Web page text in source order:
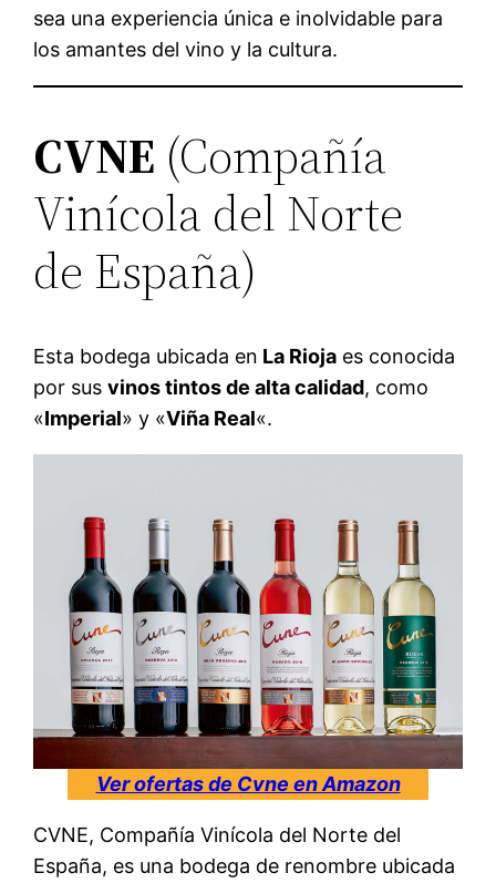
sea una experiencia única e inolvidable para
los amantes del vino y la cultura.
CVNE (Compañía
Vinícola del Norte
de España)
Esta bodega ubicada en La Rioja es conocida
por susvinos tintos de alta calidad, como
«Imperial» y «Viña Real«.
Ver ofertas de Cvne en Amazon
CVNE, Compañía Vinícola del Norte del
España, es una bodega de renombre ubicada